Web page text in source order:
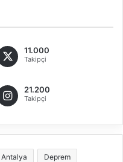
11.000
Takipçi
21.200
Takipçi
Antalya Deprem